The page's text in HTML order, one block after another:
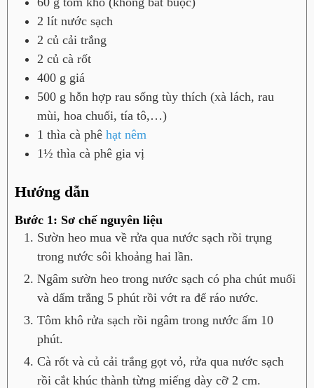
2 lít nước sạch
2 củ cải trắng
2 củ cà rốt
400 g giá
500 g hỗn hợp rau sống tùy thích (xà lách, rau
mùi, hoa chuối, tía tô,…)
1 thìa cà phê hạt nêm
1½ thìa cà phê gia vị
Hướng dẫn
Bước 1: Sơ chế nguyên liệu
Sườn heo mua về rửa qua nước sạch rồi trụng
trong nước sôi khoảng hai lần.
Ngâm sườn heo trong nước sạch có pha chút muối
và dấm trắng 5 phút rồi vớt ra để ráo nước.
Tôm khô rửa sạch rồi ngâm trong nước ấm 10
phút.
Cà rốt và củ cải trắng gọt vỏ, rửa qua nước sạch
rồi cắt khúc thành từng miếng dày cỡ 2 cm.